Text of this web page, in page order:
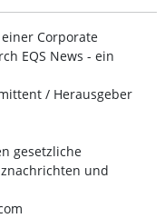
einer Corporate
EQS News - ein
/ Herausgeber
gesetzliche
und